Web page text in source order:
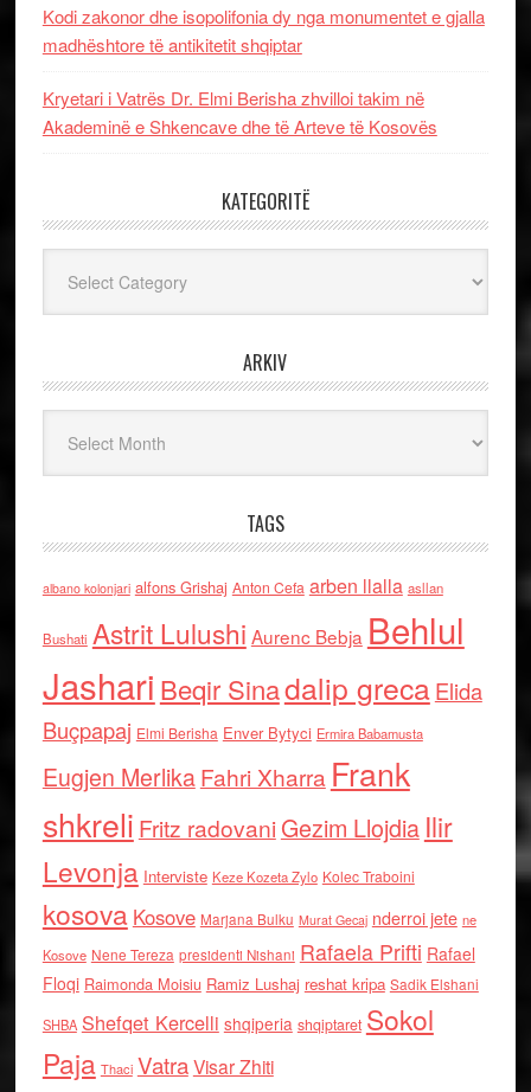
Kodi zakonor dhe isopolifonia dy nga monumentet e gjalla
madhështore të antikitetit shqiptar
Kryetari i Vatrës Dr. Elmi Berisha zhvilloi takim në
Akademinë e Shkencave dhe të Arteve të Kosovës
KATEGORITË
ARKIV
TAGS
albano kolonjari alfons Grishaj Anton Cefa arben llalla asllan
Bushati Astrit Lulushi Aurenc Bebja Behlul
Jashari Beqir Sinadalip grecaElida
Buçpapaj Elmi Berisha Enver Bytyci Ermira Babamusta
Eugjen MerlikaFahri Xharra Frank
shkreli Fritz radovaniGezim Llojdia Ilir
Levonja Interviste Keze Kozeta Zylo Kolec Traboini
kosova Kosove Marjana Bulku Murat Gecaj nderroi jete ne
Kosove Nene Tereza presidenti Nishani Rafaela Prifti Rafael
Floqi Raimonda Moisiu Ramiz Lushaj reshat kripa Sadik Elshani
SHBA Shefqet Kercelli shqiperia shqiptaret Sokol
Paja Thaci VatraVisar Zhiti